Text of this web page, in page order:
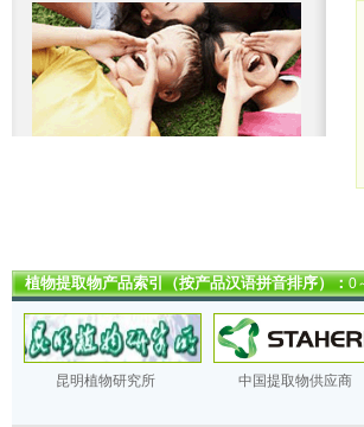
植物提取物产品索引（按产品汉语拼音排序）：0
昆明植物研究所 中国提取物供应商